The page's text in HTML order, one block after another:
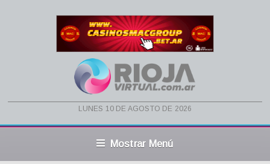
lunes 10 de agosto de 2026
Mostrar Menú